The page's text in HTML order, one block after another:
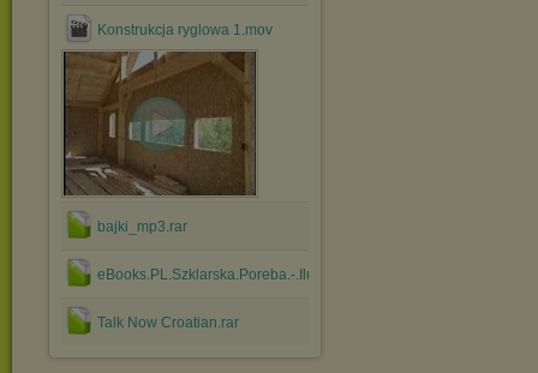
Konstrukcja ryglowa 1.mov
bajki_mp3.rar
eBooks.PL.Szklarska.Poreba.-.Ilustrowany.Przewodnik.Z.....rar
Talk Now Croatian.rar